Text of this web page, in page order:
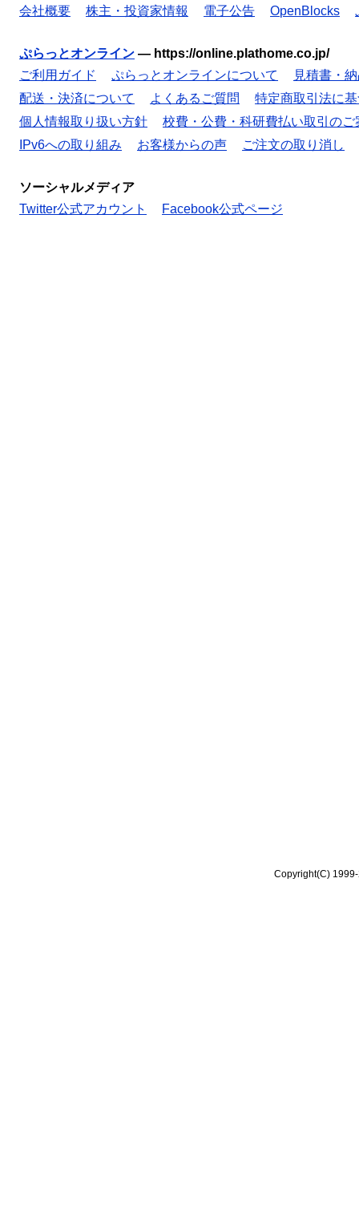
会社概要 株主・投資家情報 電子公告 OpenBlocks
ぷらっとオンライン — https://online.plathome.co.jp/
ご利用ガイド
ぷらっとオンラインについて
見積書・
配送・決済について
よくあるご質問
特定商取引法に
個人情報取り扱い方針
校費・公費・科研費払い取引のご
IPv6への取り組み
お客様からの声 ご注文の取り消し
ソーシャルメディア
Twitter公式アカウント
Facebook公式ページ
Copyright(C)